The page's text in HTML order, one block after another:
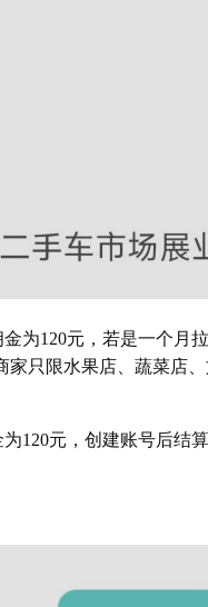
为120元，若是一个月
家只限水果店、蔬菜店
120元，创建账号后结